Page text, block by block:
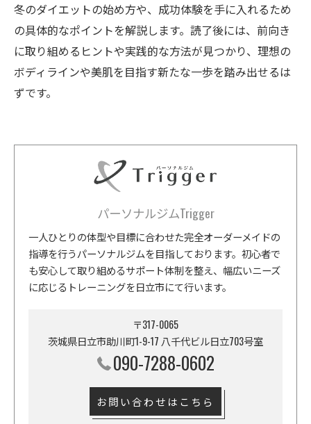
冬のダイエットの始め方や、成功体験を手に入れるため
の具体的なポイントを解説します。読了後には、前向き
に取り組めるヒントや実践的な方法が見つかり、理想の
ボディラインや美肌を目指す新たな一歩を踏み出せるは
ずです。
パーソナルジムTrigger
一人ひとりの体型や目標に合わせた完全オーダーメイドの
指導を行うパーソナルジムを目指しております。初心者で
も安心して取り組めるサポート体制を整え、幅広いニーズ
に応じるトレーニングを日立市にて行います。
〒317-0065
茨城県日立市助川町1-9-17 八千代ビル日立703号室
090-7288-0602
お問い合わせはこちら